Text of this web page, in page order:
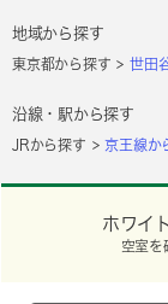
地域から探す
東京都から探す 世田
沿線・駅から探す
JRから探す 京王線か
ホワイ
空室を